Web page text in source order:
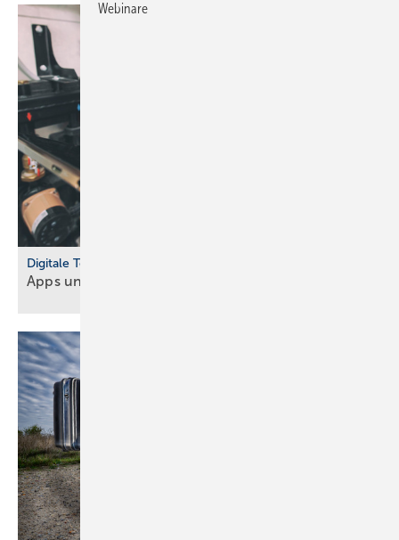
Digitale Tools
Apps und Soft­ware für Hand­werker und
Webinare